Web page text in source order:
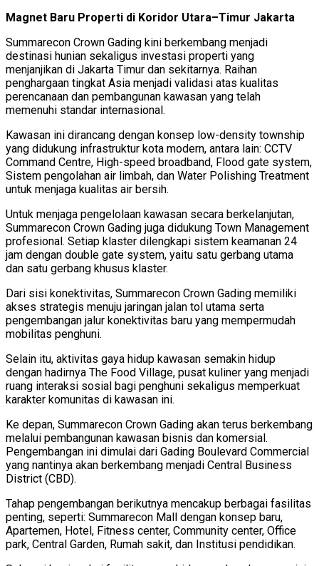
Magnet Baru Properti di Koridor Utara–Timur Jakarta
Summarecon Crown Gading kini berkembang menjadi
destinasi hunian sekaligus investasi properti yang
menjanjikan di Jakarta Timur dan sekitarnya. Raihan
penghargaan tingkat Asia menjadi validasi atas kualitas
perencanaan dan pembangunan kawasan yang telah
memenuhi standar internasional.
Kawasan ini dirancang dengan konsep low-density township
yang didukung infrastruktur kota modern, antara lain: CCTV
Command Centre, High-speed broadband, Flood gate system,
Sistem pengolahan air limbah, dan Water Polishing Treatment
untuk menjaga kualitas air bersih.
Untuk menjaga pengelolaan kawasan secara berkelanjutan,
Summarecon Crown Gading juga didukung Town Management
profesional. Setiap klaster dilengkapi sistem keamanan 24
jam dengan double gate system, yaitu satu gerbang utama
dan satu gerbang khusus klaster.
Dari sisi konektivitas, Summarecon Crown Gading memiliki
akses strategis menuju jaringan jalan tol utama serta
pengembangan jalur konektivitas baru yang mempermudah
mobilitas penghuni.
Selain itu, aktivitas gaya hidup kawasan semakin hidup
dengan hadirnya The Food Village, pusat kuliner yang menjadi
ruang interaksi sosial bagi penghuni sekaligus memperkuat
karakter komunitas di kawasan ini.
Ke depan, Summarecon Crown Gading akan terus berkembang
melalui pembangunan kawasan bisnis dan komersial.
Pengembangan ini dimulai dari Gading Boulevard Commercial
yang nantinya akan berkembang menjadi Central Business
District (CBD).
Tahap pengembangan berikutnya mencakup berbagai fasilitas
penting, seperti: Summarecon Mall dengan konsep baru,
Apartemen, Hotel, Fitness center, Community center, Office
park, Central Garden, Rumah sakit, dan Institusi pendidikan.